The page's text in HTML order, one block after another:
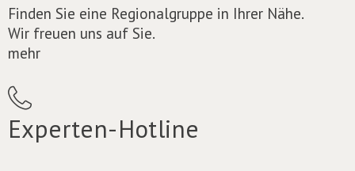
Finden Sie eine Regionalgruppe in Ihrer Nähe.
Wir freuen uns auf Sie.
mehr
Experten-Hotline